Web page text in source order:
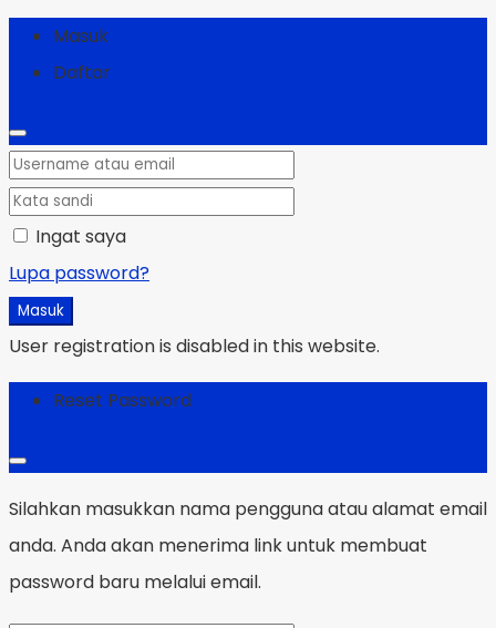
Masuk
Daftar
Ingat saya
Lupa password?
Masuk
User registration is disabled in this website.
Reset Password
Silahkan masukkan nama pengguna atau alamat email
anda. Anda akan menerima link untuk membuat
password baru melalui email.